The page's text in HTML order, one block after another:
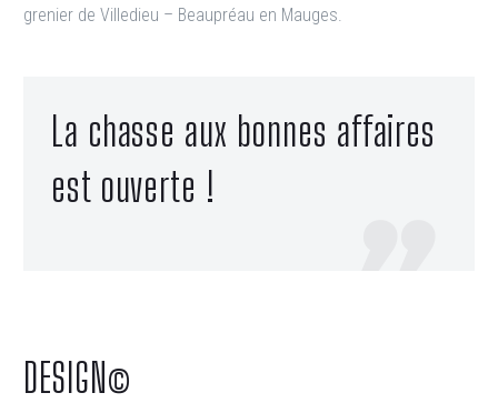
grenier de Villedieu – Beaupréau en Mauges.
La chasse aux bonnes affaires
est ouverte !
DESIGN©